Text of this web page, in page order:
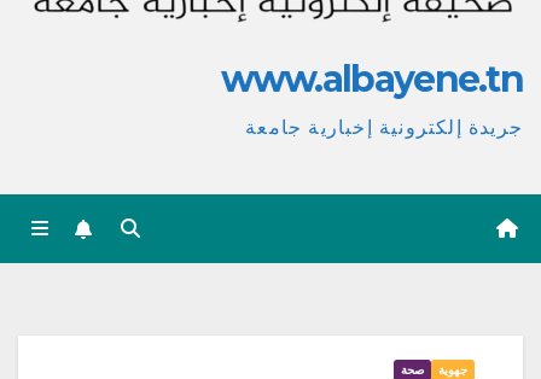
www.albayene.tn
جريدة إلكترونية إخبارية جامعة
جهوية صحة